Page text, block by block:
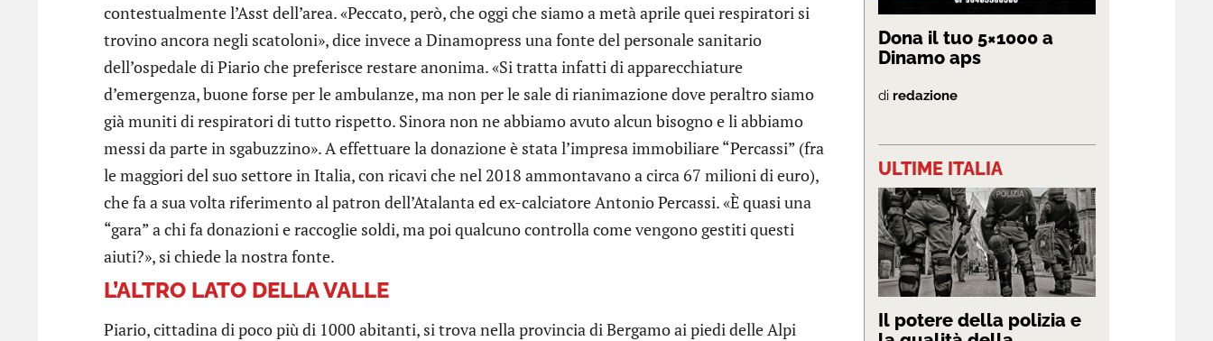
contestualmente l’Asst dell’area. «Peccato, però, che oggi che siamo a metà aprile quei respiratori si
trovino ancora negli scatoloni», dice invece a Dinamopress una fonte del personale sanitario
dell’ospedale di Piario che preferisce restare anonima. «Si tratta infatti di apparecchiature
d’emergenza, buone forse per le ambulanze, ma non per le sale di rianimazione dove peraltro siamo
già muniti di respiratori di tutto rispetto. Sinora non ne abbiamo avuto alcun bisogno e li abbiamo
messi da parte in sgabuzzino». A effettuare la donazione è stata l’impresa immobiliare “Percassi” (fra
le maggiori del suo settore in Italia, con ricavi che nel 2018 ammontavano a circa 67 milioni di euro),
che fa a sua volta riferimento al patron dell’Atalanta ed ex-calciatore Antonio Percassi. «È quasi una
“gara” a chi fa donazioni e raccoglie soldi, ma poi qualcuno controlla come vengono gestiti questi
aiuti?», si chiede la nostra fonte.
L’ALTRO LATO DELLA VALLE
Piario, cittadina di poco più di 1000 abitanti, si trova nella provincia di Bergamo ai piedi delle Alpi
Dona il tuo 5×1000 a
Dinamo aps
di redazione
ULTIME ITALIA
Il potere della polizia e